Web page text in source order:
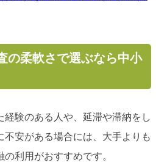
の柔軟さで選ぶなら中小
験のある人や、延滞や滞納をし
不安がある場合には、大手よりも
利用がおすすめです。